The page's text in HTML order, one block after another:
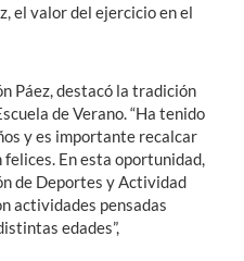
el valor del ejercicio en el
Páez, destacó la tradición
de Verano. “Ha tenido
y es importante recalcar
En esta oportunidad,
de Deportes y Actividad
actividades pensadas
edades”,